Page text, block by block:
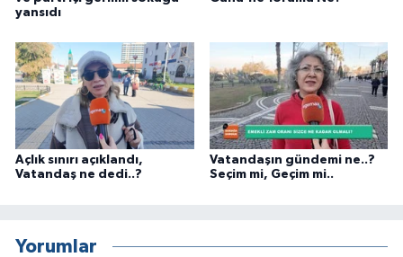
yansıdı
Açlık sınırı açıklandı,
Vatandaş ne dedi..?
Vatandaşın gündemi ne..?
Seçim mi, Geçim mi..
Yorumlar